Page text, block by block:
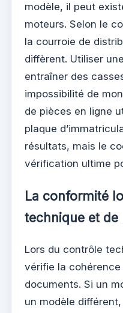
modèle, il peut
moteurs. Selon le
la courroie de
diffèrent. Utiliser
entraîner des
impossibilité de
de pièces en ligne
plaque
résultats, mais le
vérification ultime
La conformité
technique et de
Lors du contrôle
vérifie la
documents. Si un
un modèle